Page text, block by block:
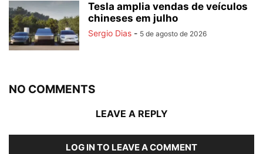
Tesla amplia vendas de veículos
chineses em julho
Sergio Dias - 5 de agosto de 2026
NO COMMENTS
LEAVE A REPLY
LOG IN TO LEAVE A COMMENT